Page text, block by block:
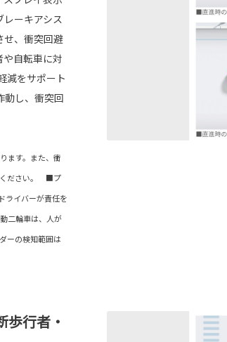
ーキアシス
せ、衝突回避
自転車に対
減をサポート
動し、衝突回
ます。また、衝
ください。 ■プ
ライバーが責任を
二輪車は、人が
ーの検知範囲は
歩行者・